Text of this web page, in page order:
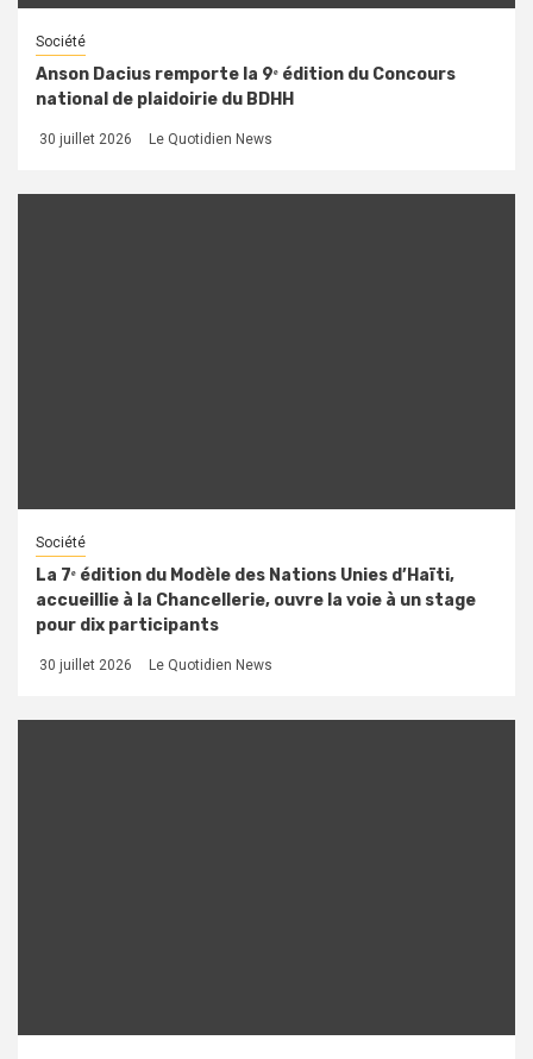
Société
Anson Dacius remporte la 9ᵉ édition du Concours
national de plaidoirie du BDHH
30 juillet 2026 Le Quotidien News
Société
La 7ᵉ édition du Modèle des Nations Unies d’Haïti,
accueillie à la Chancellerie, ouvre la voie à un stage
pour dix participants
30 juillet 2026 Le Quotidien News